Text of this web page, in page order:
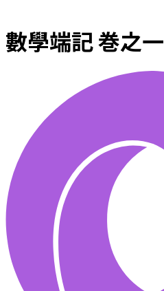
數學端記 巻之一